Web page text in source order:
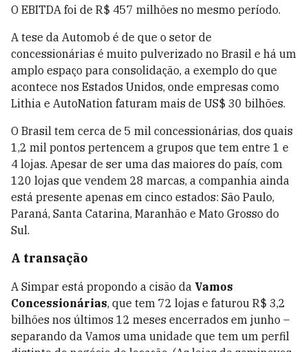
O EBITDA foi de R$ 457 milhões no mesmo período.
A tese da Automob é de que o setor de
concessionárias é muito pulverizado no Brasil e há um
amplo espaço para consolidação, a exemplo do que
acontece nos Estados Unidos, onde empresas como
Lithia e AutoNation faturam mais de US$ 30 bilhões.
O Brasil tem cerca de 5 mil concessionárias, dos quais
1,2 mil pontos pertencem a grupos que tem entre 1 e
4 lojas. Apesar de ser uma das maiores do país, com
120 lojas que vendem 28 marcas, a companhia ainda
está presente apenas em cinco estados: São Paulo,
Paraná, Santa Catarina, Maranhão e Mato Grosso do
Sul.
A transação
A Simpar está propondo a cisão da Vamos
Concessionárias, que tem 72 lojas e faturou R$ 3,2
bilhões nos últimos 12 meses encerrados em junho –
separando da Vamos uma unidade que tem um perfil